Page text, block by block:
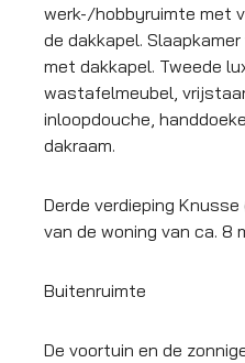
werk-/hobbyruimte met
de dakkapel.
met dakkapel. Tweede
wastafelmeubel,
inloopdouche,
dakraam.
Derde verdieping
van de woning van ca. 8
Buitenruimte
De voortuin en de